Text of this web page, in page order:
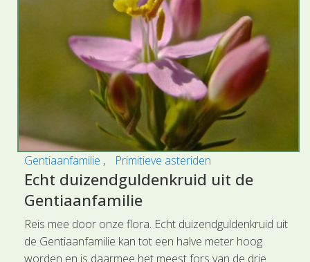
Gentiaanfamilie Primitieve asteriden
Echt duizendguldenkruid uit de
Gentiaanfamilie
Reis mee door onze flora. Echt duizendguldenkruid uit
de Gentiaanfamilie kan tot een halve meter hoog
worden en is daarmee het meest fors van de drie